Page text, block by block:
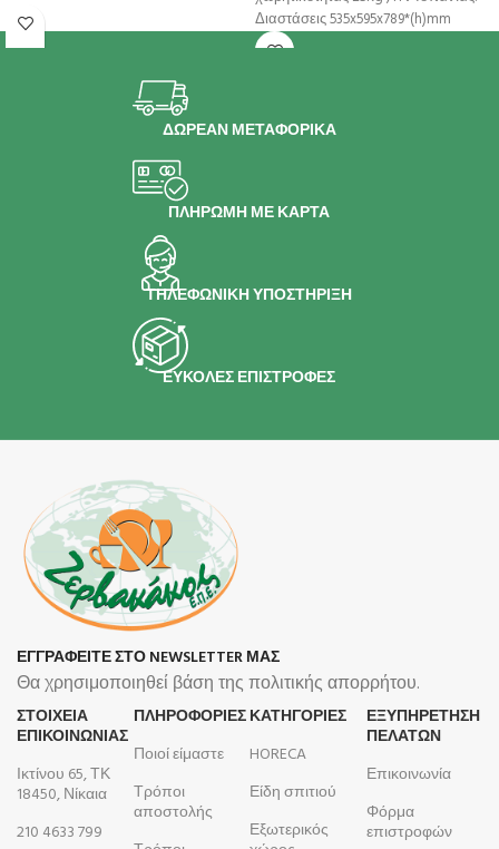
Παραγωγή σε 24h
Διαστάσεις 535x595x789*(h)mm
Παραγωγή σε 24h
ΔΩΡΕΑΝ ΜΕΤΑΦΟΡΙΚΑ
ΠΛΗΡΩΜΗ ΜΕ ΚΑΡΤΑ
ΤΗΛΕΦΩΝΙΚΗ ΥΠΟΣΤΗΡΙΞΗ
ΕΥΚΟΛΕΣ ΕΠΙΣΤΡΟΦΕΣ
ΕΓΓΡΑΦΕΙΤΕ ΣΤΟ NEWSLETTER ΜΑΣ
Θα χρησιμοποιηθεί βάση της πολιτικής απορρήτου.
ΣΤΟΙΧΕΙΑ
ΕΠΙΚΟΙΝΩΝΙΑΣ
Ικτίνου 65, ΤΚ
18450, Νίκαια
210 4633 799
ΠΛΗΡΟΦΟΡΊΕΣ
Ποιοί είμαστε
Τρόποι
αποστολής
ΚΑΤΗΓΟΡΙΕΣ
HORECA
Είδη σπιτιού
Εξωτερικός
ΕΞΥΠΗΡΕΤΗΣΗ
ΠΕΛΑΤΩΝ
Επικοινωνία
Φόρμα
επιστροφών